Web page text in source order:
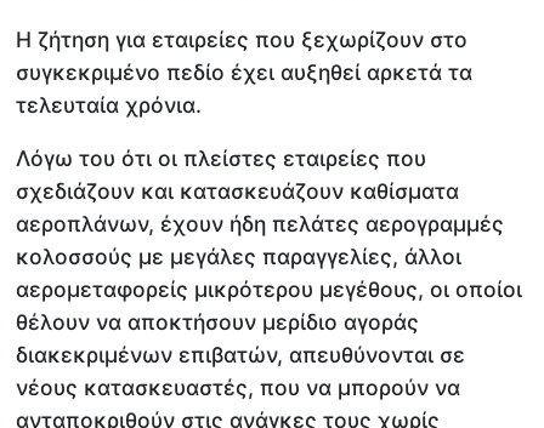
Η ζήτηση για εταιρείες που ξεχωρίζουν στο
συγκεκριμένο πεδίο έχει αυξηθεί αρκετά τα
τελευταία χρόνια.
Λόγω του ότι οι πλείστες εταιρείες που
σχεδιάζουν και κατασκευάζουν καθίσματα
αεροπλάνων, έχουν ήδη πελάτες αερογραμμές
κολοσσούς με μεγάλες παραγγελίες, άλλοι
αερομεταφορείς μικρότερου μεγέθους, οι οποίοι
θέλουν να αποκτήσουν μερίδιο αγοράς
διακεκριμένων επιβατών, απευθύνονται σε
νέους κατασκευαστές, που να μπορούν να
ανταποκριθούν στις ανάγκες τους χωρίς